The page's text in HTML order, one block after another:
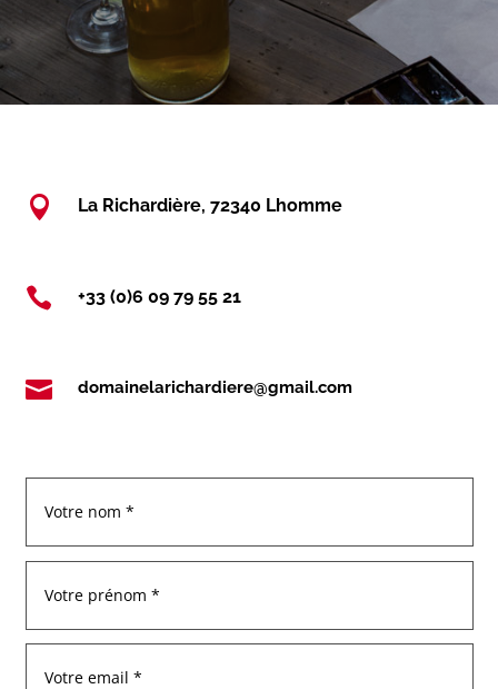
 La Richardière, 72340 Lhomme
 +33 (0)6 09 79 55 21
 domainelarichardiere@gmail.com